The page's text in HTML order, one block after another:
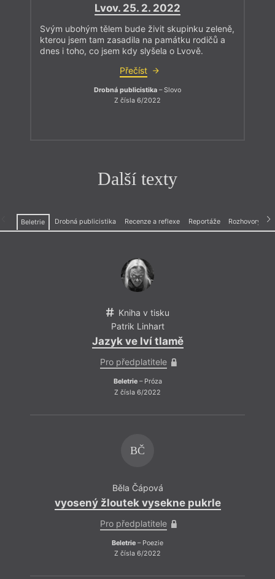
Lvov. 25. 2. 2022
Svým ubohým tělem bude živit skupinku zeleně,
kterou jsem tam zasadila na památku rodičů a
dnes i toho, co jsem kdy slyšela o Lvově.
Přečíst
Drobná publicistika – Slovo
Z čísla 6/2022
Další texty
Beletrie Drobná publicistika Recenze a reflexe Reportáže Rozhovory
Kniha v tisku
Patrik Linhart
Jazyk ve lví tlamě
Pro předplatitele
Beletrie– Próza
Z čísla 6/2022
BČ
Běla Čápová
vyosený žloutek vysekne pukrle
Pro předplatitele
Beletrie – Poezie
Z čísla 6/2022